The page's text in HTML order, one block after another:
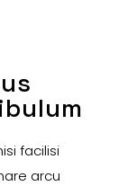
facilisi
arcu